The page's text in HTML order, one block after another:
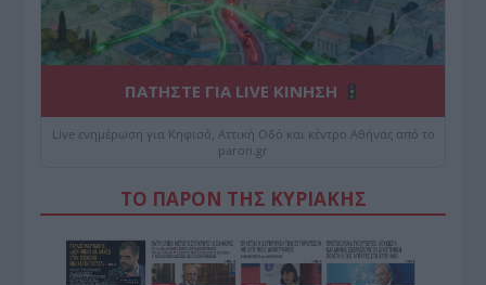
ΠΑΤΗΣΤΕ ΓΙΑ LIVE ΚΙΝΗΣΗ
Live ενημέρωση για Κηφισό, Αττική Οδό και κέντρο Αθήνας από το
paron.gr
ΤΟ ΠΑΡΟΝ ΤΗΣ ΚΥΡΙΑΚΗΣ